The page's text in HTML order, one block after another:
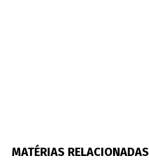
MATÉRIAS RELACIONADAS